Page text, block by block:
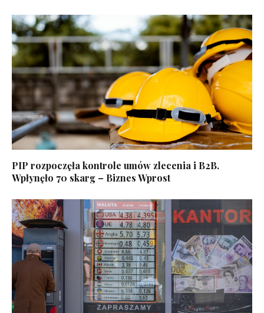
PIP rozpoczęła kontrole umów zlecenia i B2B.
Wpłynęło 70 skarg – Biznes Wprost